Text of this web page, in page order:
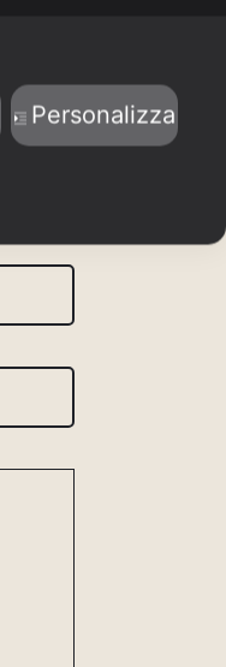
Personalizza